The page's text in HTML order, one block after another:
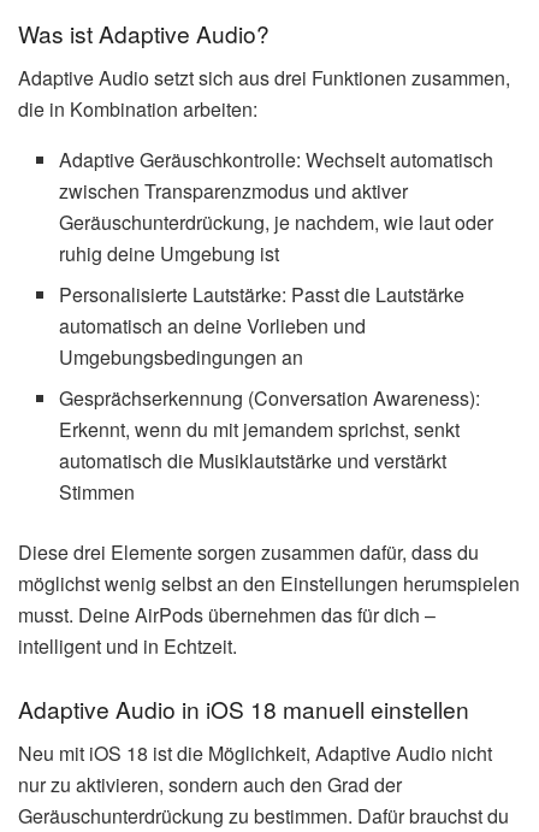
Was ist Adaptive Audio?
Adaptive Audio setzt sich aus drei Funktionen zusammen,
die in Kombination arbeiten:
Adaptive Geräuschkontrolle: Wechselt automatisch
zwischen Transparenzmodus und aktiver
Geräuschunterdrückung, je nachdem, wie laut oder
ruhig deine Umgebung ist
Personalisierte Lautstärke: Passt die Lautstärke
automatisch an deine Vorlieben und
Umgebungsbedingungen an
Gesprächserkennung (Conversation Awareness):
Erkennt, wenn du mit jemandem sprichst, senkt
automatisch die Musiklautstärke und verstärkt
Stimmen
Diese drei Elemente sorgen zusammen dafür, dass du
möglichst wenig selbst an den Einstellungen herumspielen
musst. Deine AirPods übernehmen das für dich –
intelligent und in Echtzeit.
Adaptive Audio in iOS 18 manuell einstellen
Neu mit iOS 18 ist die Möglichkeit, Adaptive Audio nicht
nur zu aktivieren, sondern auch den Grad der
Geräuschunterdrückung zu bestimmen. Dafür brauchst du